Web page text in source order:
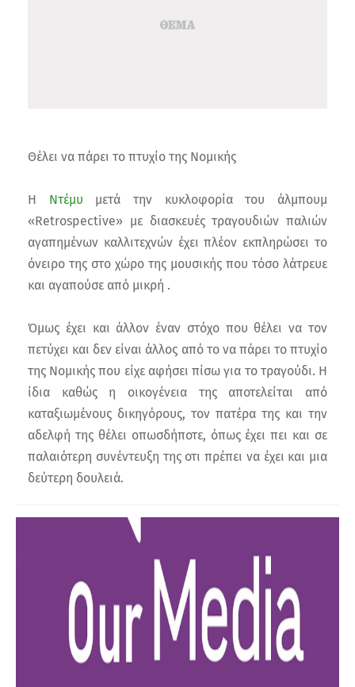
Θέλει να πάρει το πτυχίο της Νομικής
Η Ντέμυ μετά την κυκλοφορία του άλμπουμ
«Retrospective» με διασκευές τραγουδιών παλιών
αγαπημένων καλλιτεχνών έχει πλέον εκπληρώσει το
όνειρο της στο χώρο της μουσικής που τόσο λάτρευε
και αγαπούσε από μικρή .
Όμως έχει και άλλον έναν στόχο που θέλει να τον
πετύχει και δεν είναι άλλος από το να πάρει το πτυχίο
της Νομικής που είχε αφήσει πίσω για το τραγούδι. Η
ίδια καθώς η οικογένεια της αποτελείται από
καταξιωμένους δικηγόρους, τον πατέρα της και την
αδελφή της θέλει οπωσδήποτε, όπως έχει πει και σε
παλαιότερη συνέντευξη της οτι πρέπει να έχει και μια
δεύτερη δουλειά.